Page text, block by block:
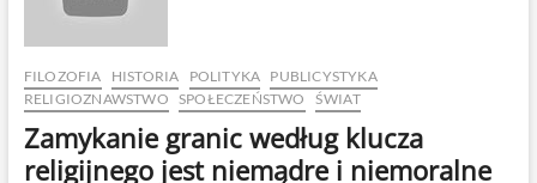
Wschodu
w
Orlando…
FILOZOFIA HISTORIA POLITYKA PUBLICYSTYKA
RELIGIOZNAWSTWO SPOŁECZEŃSTWO ŚWIAT
Zamykanie granic według klucza
religijnego jest niemądre i niemoralne